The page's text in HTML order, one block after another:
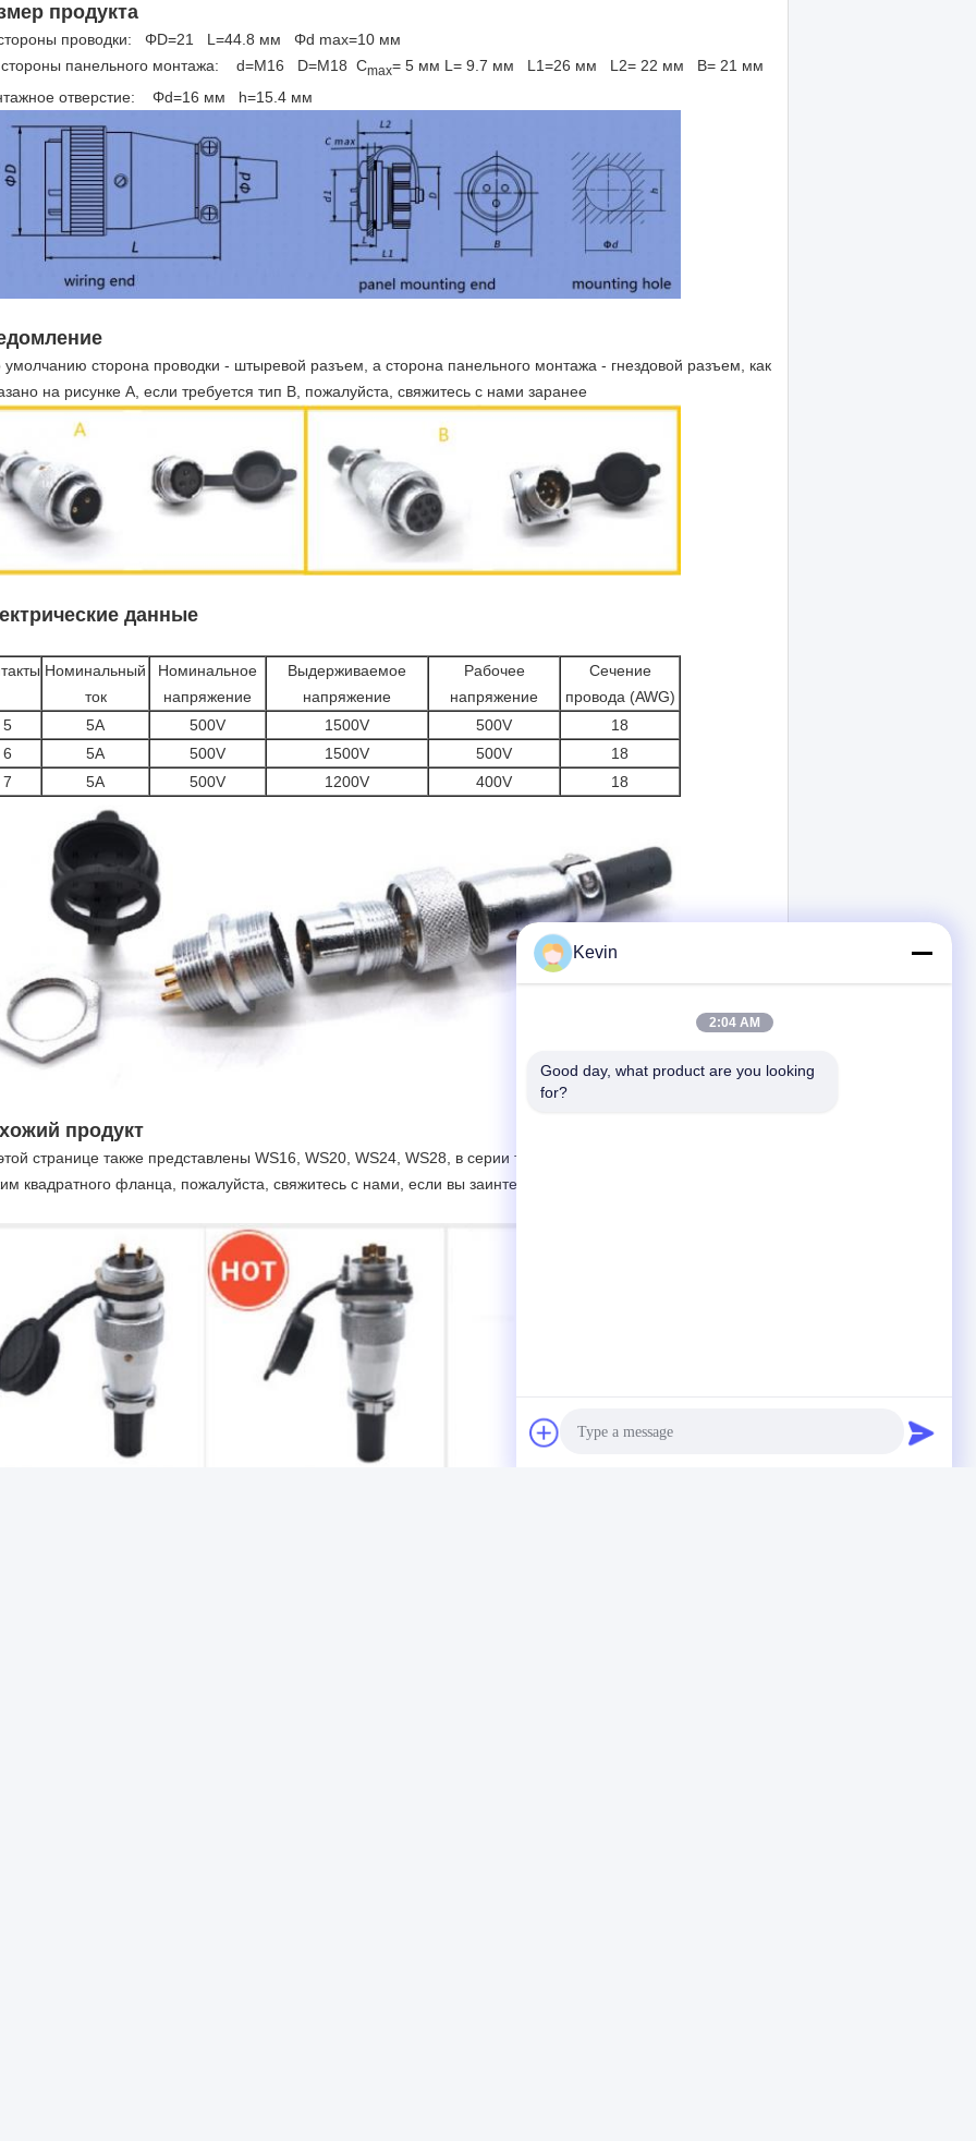
продукта
проводки: ΦD=21 L=44.8 мм Φd max=10 мм
панельного монтажа: d=M16 D=M18 Cmax= 5 мм L= 9.7 мм L1=26 мм L2= 22 мм B= 21 мм
отверстие: Φd=16 мм h=15.4 мм
сторона проводки - штыревой разъем, а сторона панельного монтажа - гнездовой разъем, как
на рисунке A, если требуется тип B, пожалуйста, свяжитесь с нами заранее
данные
Номинальный
ток
Номинальное
напряжение
Выдерживаемое
напряжение
Рабочее
напряжение
Сечение
провода (AWG)
5
5A 500V 1500V 500V
18
6
5A 500V 1500V 500V
18
7
5A 500V 1200V 400V 18
продукт
странице также представлены WS16, WS20, WS24, WS28, в серии также есть режим стыковки проводов,
квадратного фланца, пожалуйста, свяжитесь с нами, если вы заинтересованы
Kevin
2:04 AM
Good day, what product are you looking
for?